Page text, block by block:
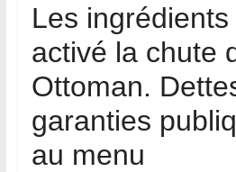
Les
activé la chute
Ottoman.
garanties
au menu